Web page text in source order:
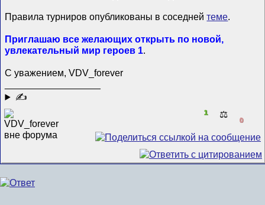
Правила турниров опубликованы в соседнейтеме.
Приглашаю все желающих открыть по новой,
увлекательный мир героев 1.
С уважением, VDV_forever
✍
1 ⚖️
0